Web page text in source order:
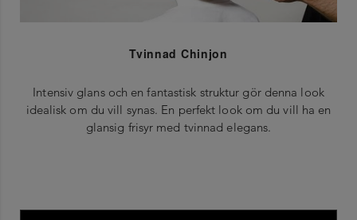
Tvinnad Chinjon
Intensiv glans och en fantastisk struktur gör denna look
idealisk om du vill synas. En perfekt look om du vill ha en
glansig frisyr med tvinnad elegans.